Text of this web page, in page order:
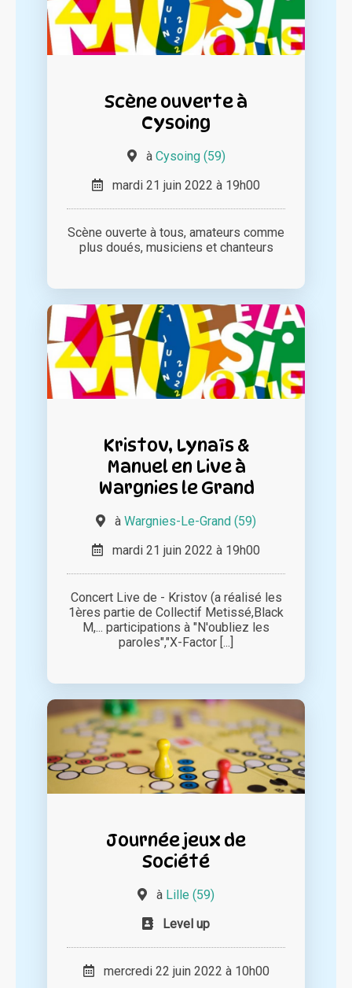
Scène ouverte à
Cysoing
à Cysoing (59)
mardi 21 juin 2022 à 19h00
Scène ouverte à tous, amateurs comme
plus doués, musiciens et chanteurs
Kristov, Lynaïs &
Manuel en Live à
Wargnies le Grand
à Wargnies-Le-Grand (59)
mardi 21 juin 2022 à 19h00
Concert Live de - Kristov (a réalisé les
1ères partie de Collectif Metissé,Black
M,... participations à "N'oubliez les
paroles","X-Factor [...]
Journée jeux de
Société
à Lille (59)
Level up
mercredi 22 juin 2022 à 10h00